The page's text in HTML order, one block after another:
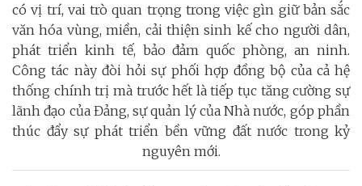
có vị trí, vai trò quan trọng trong việc gìn giữ bản sắc
văn hóa vùng, miền, cải thiện sinh kế cho người dân,
phát triển kinh tế, bảo đảm quốc phòng, an ninh.
Công tác này đòi hỏi sự phối hợp đồng bộ của cả hệ
thống chính trị mà trước hết là tiếp tục tăng cường sự
lãnh đạo của Đảng, sự quản lý của Nhà nước, góp phần
thúc đẩy sự phát triển bền vững đất nước trong kỷ
nguyên mới.